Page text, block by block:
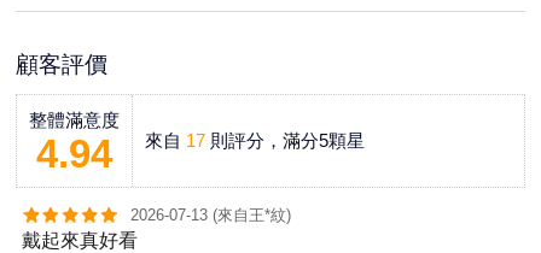
顧客評價
整體滿意度
4.94 來自 17 則評分，滿分5顆星
2026-07-13 (來自王*紋)
戴起來真好看